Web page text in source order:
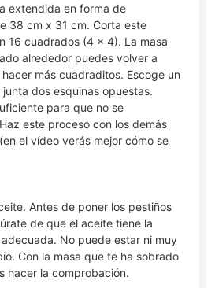
extendida en forma de
38 cm x 31 cm. Corta este
16 cuadrados (4 x 4). La masa
alrededor puedes volver a
más cuadraditos. Escoge un
dos esquinas opuestas.
para que no se
este proceso con los demás
el vídeo verás mejor cómo se
Antes de poner los pestiños
de que el aceite tiene la
No puede estar ni muy
Con la masa que te ha sobrado
hacer la comprobación.